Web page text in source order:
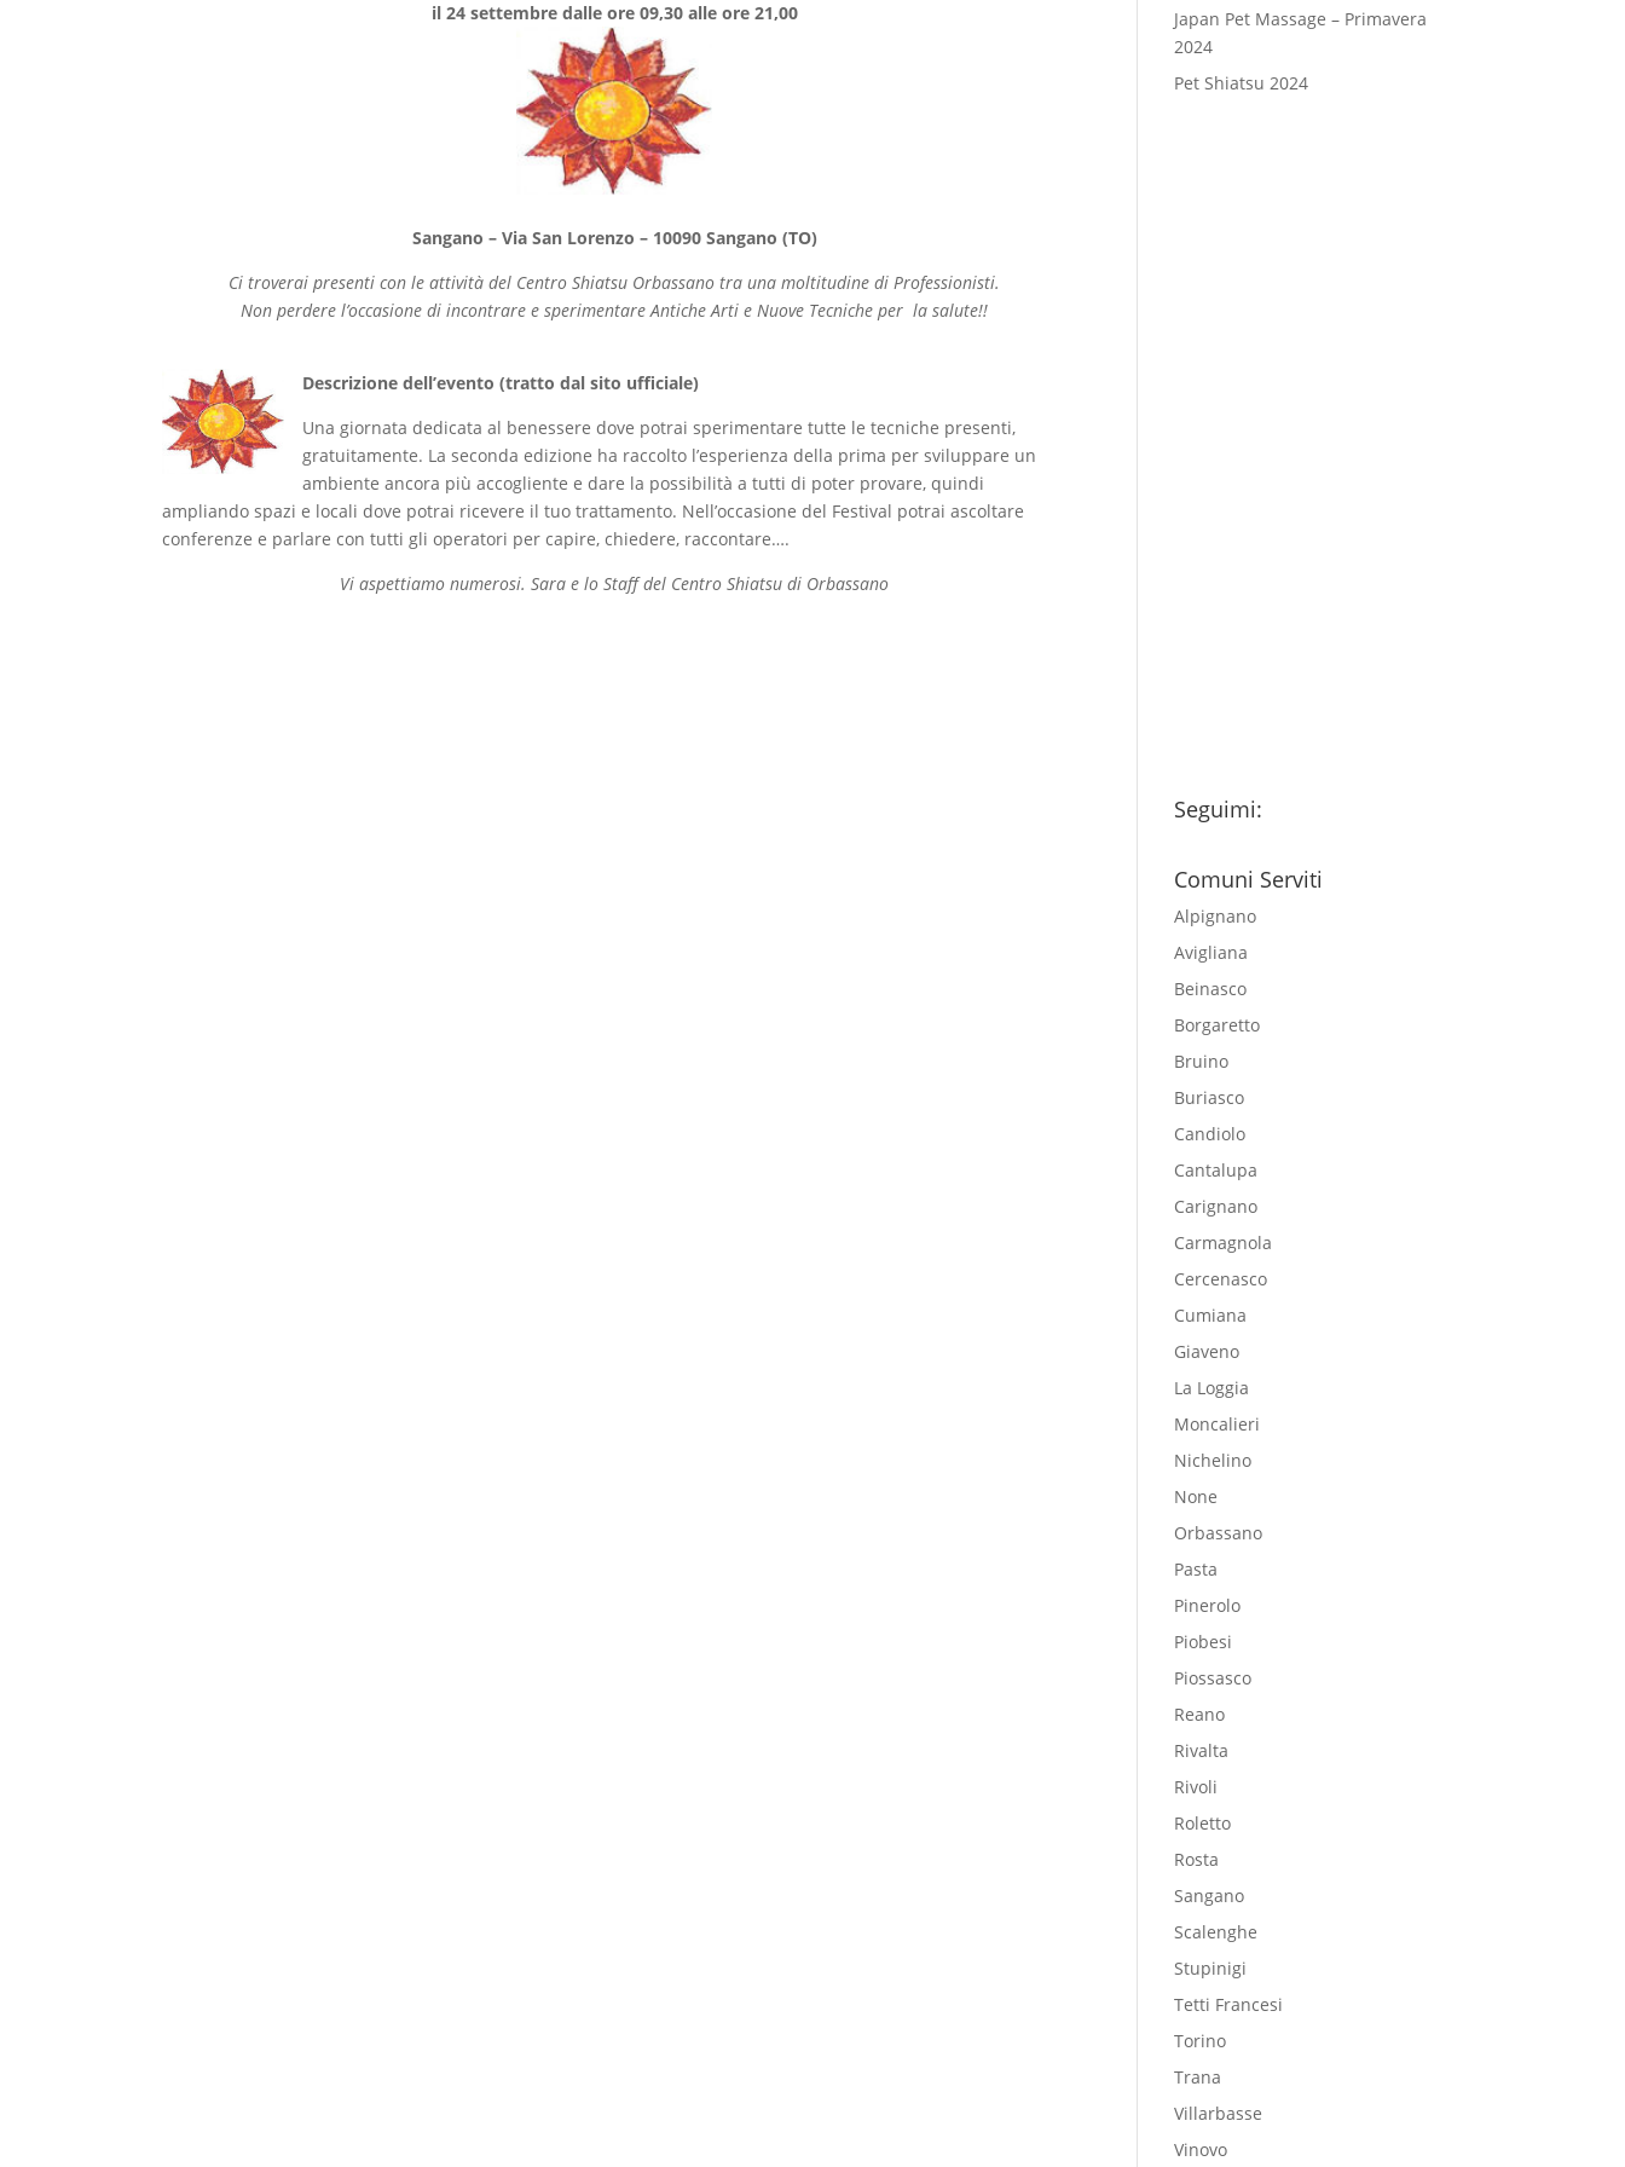
il 24 settembre dalle ore 09,30 alle ore 21,00
Sangano – Via San Lorenzo – 10090 Sangano (TO)
Ci troverai presenti con le attività del Centro Shiatsu Orbassano tra una moltitudine di Professionisti.
Non perdere l’occasione di incontrare e sperimentare Antiche Arti e Nuove Tecniche per la salute!!
Descrizione dell’evento(tratto dal sito ufficiale)
Una giornata dedicata al benessere dove potrai sperimentare tutte le tecniche presenti,
gratuitamente. La seconda edizione ha raccolto l’esperienza della prima per sviluppare un
ambiente ancora più accogliente e dare la possibilità a tutti di poter provare, quindi
ampliando spazi e locali dove potrai ricevere il tuo trattamento. Nell’occasione del Festival potrai ascoltare
conferenze e parlare con tutti gli operatori per capire, chiedere, raccontare….
Vi aspettiamo numerosi. Sara e lo Staff del Centro Shiatsu di Orbassano
Japan Pet Massage – Primavera
2024
Pet Shiatsu 2024
Seguimi:
Comuni Serviti
Alpignano
Avigliana
Beinasco
Borgaretto
Bruino
Buriasco
Candiolo
Cantalupa
Carignano
Carmagnola
Cercenasco
Cumiana
Giaveno
La Loggia
Moncalieri
Nichelino
None
Orbassano
Pasta
Pinerolo
Piobesi
Piossasco
Reano
Rivalta
Rivoli
Roletto
Rosta
Sangano
Scalenghe
Stupinigi
Tetti Francesi
Torino
Trana
Villarbasse
Vinovo